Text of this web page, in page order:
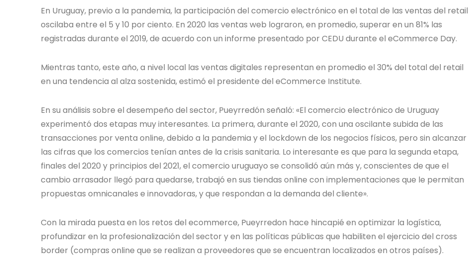
En Uruguay, previo a la pandemia, la participación del comercio electrónico en el total de las ventas del retail
oscilaba entre el 5 y 10 por ciento. En 2020 las ventas web lograron, en promedio, superar en un 81% las
registradas durante el 2019, de acuerdo con un informe presentado por CEDU durante el eCommerce Day.
Mientras tanto, este año, a nivel local las ventas digitales representan en promedio el 30% del total del retail
en una tendencia al alza sostenida, estimó el presidente del eCommerce Institute.
En su análisis sobre el desempeño del sector, Pueyrredón señaló: «El comercio electrónico de Uruguay
experimentó dos etapas muy interesantes. La primera, durante el 2020, con una oscilante subida de las
transacciones por venta online, debido a la pandemia y el lockdown de los negocios físicos, pero sin alcanzar
las cifras que los comercios tenían antes de la crisis sanitaria. Lo interesante es que para la segunda etapa,
finales del 2020 y principios del 2021, el comercio uruguayo se consolidó aún más y, conscientes de que el
cambio arrasador llegó para quedarse, trabajó en sus tiendas online con implementaciones que le permitan
propuestas omnicanales e innovadoras, y que respondan a la demanda del cliente».
Con la mirada puesta en los retos del ecommerce, Pueyrredon hace hincapié en optimizar la logística,
profundizar en la profesionalización del sector y en las políticas públicas que habiliten el ejercicio del cross
border (compras online que se realizan a proveedores que se encuentran localizados en otros países).